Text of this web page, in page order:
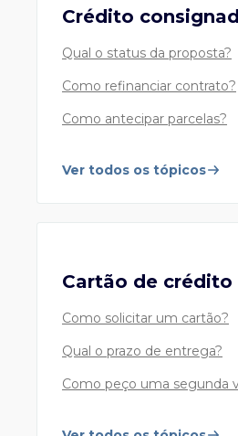
3003 9039 (Capitais e
grandes centros)
Atendimento personalizado, de 2ª a
Assistente Virtual 24h e fale com
Mesa de Câmbio
Compra e venda de moeda
55 11 3175 8030 - Mesa de
Crédito
Qual o status da proposta?
Como refinanciar contrato?
Como antecipar parcelas?
Ver todos os tópicos
Cartão de crédito
Como solicitar um cartão?
Qual o prazo de entrega?
Como peço uma segunda